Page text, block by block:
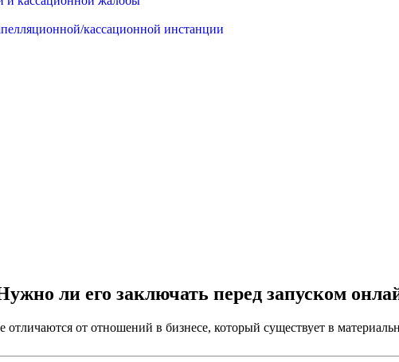
кассационной инстанции
ли его заключать перед запуском
от отношений в бизнесе, который существует в